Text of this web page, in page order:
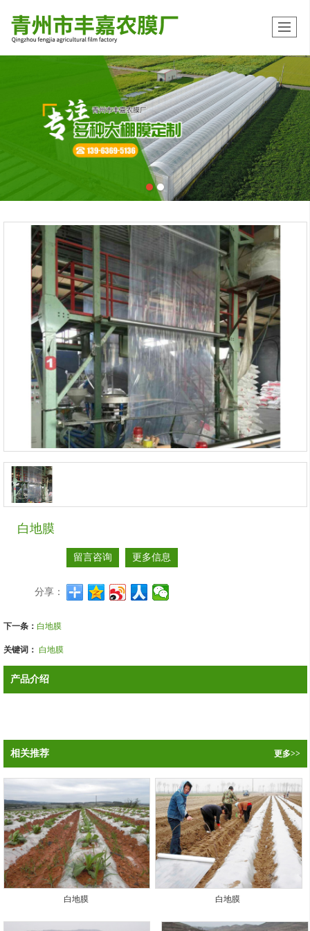
白地膜
留言咨询 更多信息
分享：
下一条： 白地膜
关键词： 白地膜
产品介绍
相关推荐 更多>>
白地膜 白地膜